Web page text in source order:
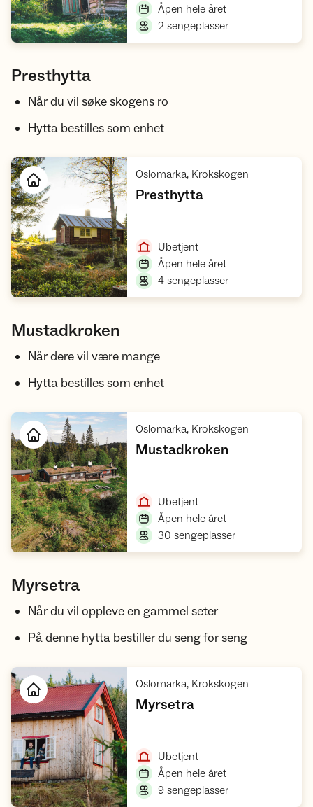
Åpen hele året,
2 sengeplasser,
Presthytta
Når du vil søke skogens ro
Hytta bestilles som enhet
Oslomarka, Krokskogen
Presthytta,
Ubetjent,
Åpen hele året,
4 sengeplasser,
Mustadkroken
Når dere vil være mange
​​​​Hytta bestilles som enhet
Oslomarka, Krokskogen
Mustadkroken,
Ubetjent,
Åpen hele året,
30 sengeplasser,
Myrsetra
Når du vil oppleve en gammel seter
På denne hytta bestiller du seng for seng
Oslomarka, Krokskogen
Myrsetra,
Ubetjent,
Åpen hele året,
9 sengeplasser,